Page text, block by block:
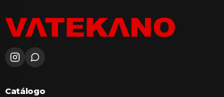
Catálogo